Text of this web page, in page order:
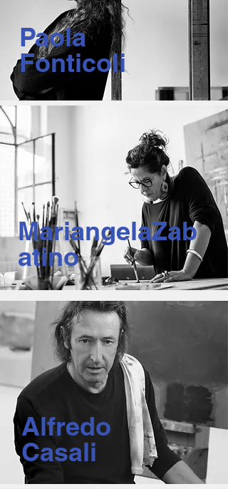
Paola
Fonticoli
MariangelaZab
atino
Alfredo
Casali